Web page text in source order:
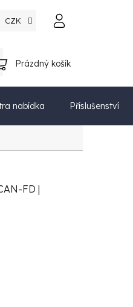
CZK
Prázdný košík
nabídka Příslušenství
FD |